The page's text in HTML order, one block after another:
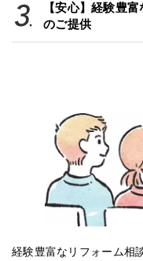
【安心】経験豊
のご提供
経験豊富なリフォーム相